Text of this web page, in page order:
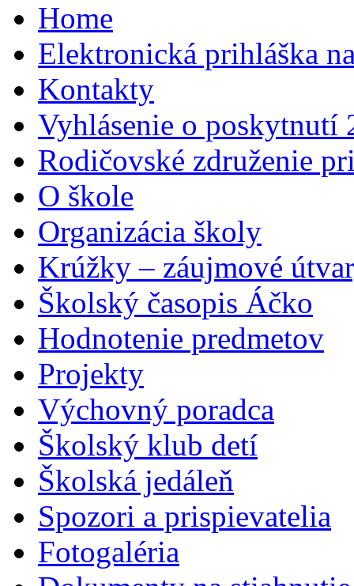
Home
Elektronická prihláška
Kontakty
Vyhlásenie o poskytnutí
Rodičovské združenie
O škole
Organizácia školy
Krúžky – záujmové
Školský časopis Áčko
Hodnotenie predmetov
Projekty
Výchovný poradca
Školský klub detí
Školská jedáleň
Spozori a prispievatelia
Fotogaléria